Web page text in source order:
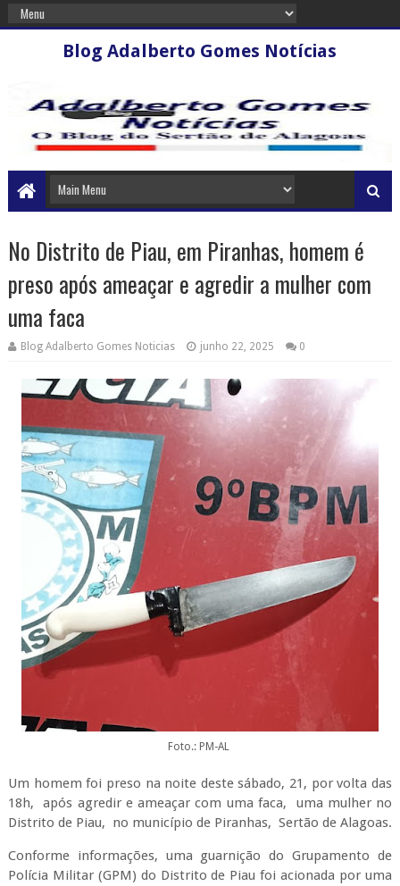
Blog Adalberto Gomes Notícias
No Distrito de Piau, em Piranhas, homem é
preso após ameaçar e agredir a mulher com
uma faca
Blog Adalberto Gomes Noticias junho 22, 2025 0
Foto.: PM-AL
Um homem foi preso na noite deste sábado, 21, por volta das
18h, após agredir e ameaçar com uma faca, uma mulher no
Distrito de Piau, no município de Piranhas, Sertão de Alagoas.
Conforme informações, uma guarnição do Grupamento de
Polícia Militar (GPM) do Distrito de Piau foi acionada por uma